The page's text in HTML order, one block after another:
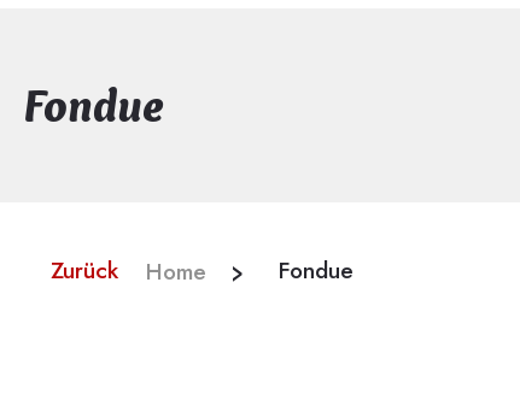
Fondue
Zurück Home Fondue